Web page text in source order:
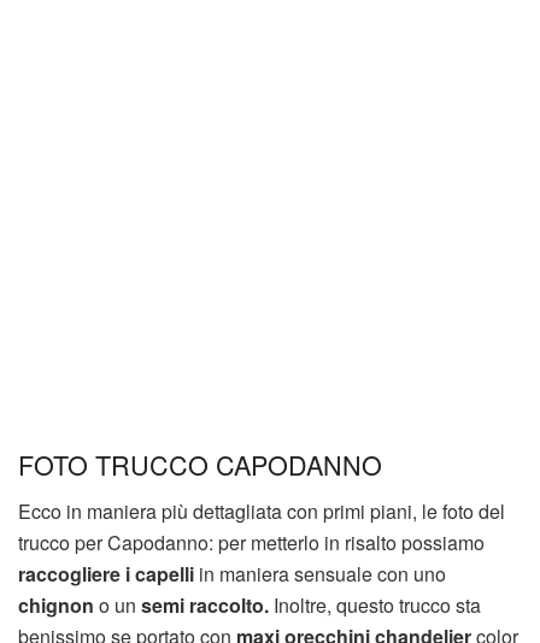
FOTO TRUCCO CAPODANNO
Ecco in maniera più dettagliata con primi piani, le foto del
trucco per Capodanno: per metterlo in risalto possiamo
raccogliere i capelli in maniera sensuale con uno
chignon o un semi raccolto. Inoltre, questo trucco sta
benissimo se portato con maxi orecchini chandeliercolor